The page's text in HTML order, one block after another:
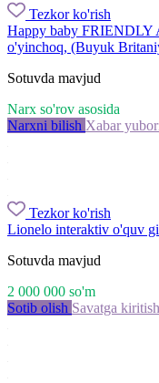
Tezkor ko'rish
Happy baby FRIENDLY
o'yinchoq, (Buyuk
Sotuvda mavjud
Narx so'rov asosida
Narxni bilish Xabar
Tezkor ko'rish
Lionelo interaktiv o'quv
Sotuvda mavjud
2 000 000 so'm
Sotib olish Savatga kiritish